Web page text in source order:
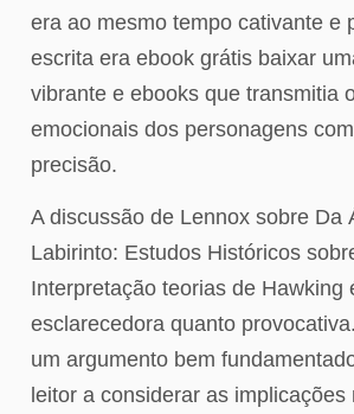
era ao mesmo tempo cativante e
escrita era ebook grátis baixar
vibrante e ebooks que transmitia
emocionais dos personagens
precisão.
A discussão de Lennox sobre Da
Labirinto: Estudos Históricos
Interpretação teorias de Hawking
esclarecedora quanto
um argumento bem
leitor a considerar as implicações